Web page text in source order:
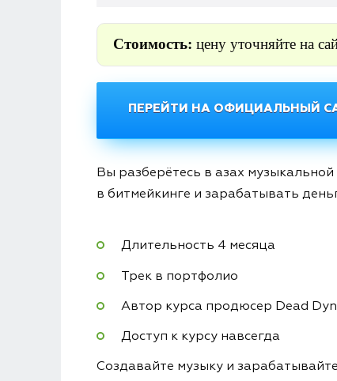
Стоимость: цену уточняйте на
ПЕРЕЙТИ НА ОФИЦИАЛЬНЫЙ
Вы разберётесь в азах
в битмейкинге и зарабатывать
Длительность 4 месяца
Трек в портфолио
Автор курса продюсер Dead
Доступ к курсу навсегда
Создавайте музыку и